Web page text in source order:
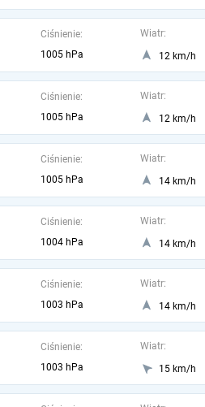
Ciśnienie:
1005 hPa
Wiatr:
12 km/h
Ciśnienie:
1005 hPa
Wiatr:
12 km/h
Ciśnienie:
1005 hPa
Wiatr:
14 km/h
Ciśnienie:
1004 hPa
Wiatr:
14 km/h
Ciśnienie:
1003 hPa
Wiatr:
14 km/h
Ciśnienie:
1003 hPa
Wiatr:
15 km/h